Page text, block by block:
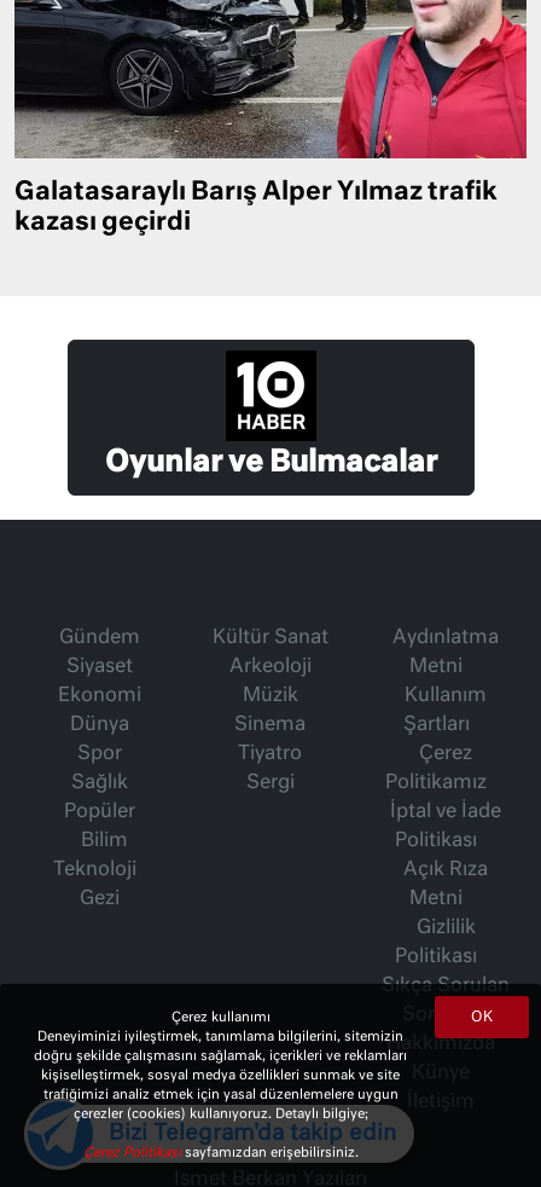
Galatasaraylı Barış Alper Yılmaz trafik
kazası geçirdi
Oyunlar ve Bulmacalar
Gündem
Siyaset
Ekonomi
Dünya
Spor
Sağlık
Popüler
Bilim
Teknoloji
Gezi
Kültür Sanat
Arkeoloji
Müzik
Sinema
Tiyatro
Sergi
Aydınlatma
Metni
Kullanım
Şartları
Çerez
Politikamız
İptal ve İade
Politikası
Açık Rıza
Metni
Gizlilik
Politikası
Sıkça Sorulan
Hakkımızda
OK
Çerez kullanımı
Deneyiminizi iyileştirmek, tanımlama bilgilerini, sitemizin
doğru şekilde çalışmasını sağlamak, içerikleri ve reklamları
kişiselleştirmek, sosyal medya özellikleri sunmak ve site
trafiğimizi analiz etmek için yasal düzenlemelere uygun
çerezler (cookies) kullanıyoruz. Detaylı bilgiye;
Çerez Politikasısayfamızdan erişebilirsiniz.
Bizi Telegram'da takip edin